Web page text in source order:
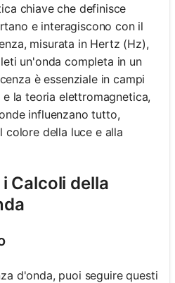
chiave che definisce
e interagiscono con il
misurata in Hertz (Hz),
un'onda completa in un
è essenziale in campi
la teoria elettromagnetica,
influenzano tutto,
colore della luce e alla
Calcoli della
d'onda, puoi seguire questi